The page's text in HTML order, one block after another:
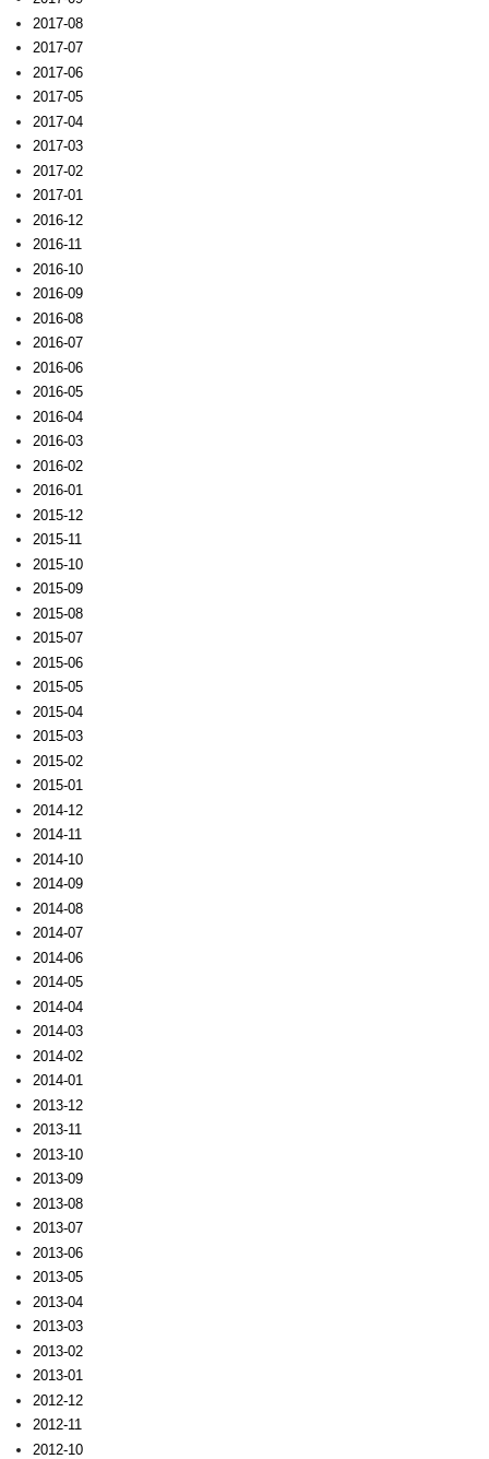
2017-08
2017-07
2017-06
2017-05
2017-04
2017-03
2017-02
2017-01
2016-12
2016-11
2016-10
2016-09
2016-08
2016-07
2016-06
2016-05
2016-04
2016-03
2016-02
2016-01
2015-12
2015-11
2015-10
2015-09
2015-08
2015-07
2015-06
2015-05
2015-04
2015-03
2015-02
2015-01
2014-12
2014-11
2014-10
2014-09
2014-08
2014-07
2014-06
2014-05
2014-04
2014-03
2014-02
2014-01
2013-12
2013-11
2013-10
2013-09
2013-08
2013-07
2013-06
2013-05
2013-04
2013-03
2013-02
2013-01
2012-12
2012-11
2012-10